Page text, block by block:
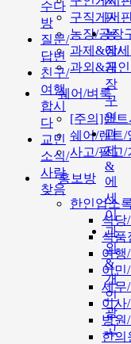
구직게시
농장/공장
과제&에세
과외&개
쉐어/벼룩
[주의]랜트
쉐어/렌트/
사고/팔고/
홍보방
한인업소
식당
식품
여행
이민
세무/
이사
병원
한의
수다
방
질문/
답변
친구/
여행
합시
다
교민
소식/
사람
찾음
판
농
장/
공
장
구
인
과
제
&
에
세
이
과
외
&
개
인
광
고